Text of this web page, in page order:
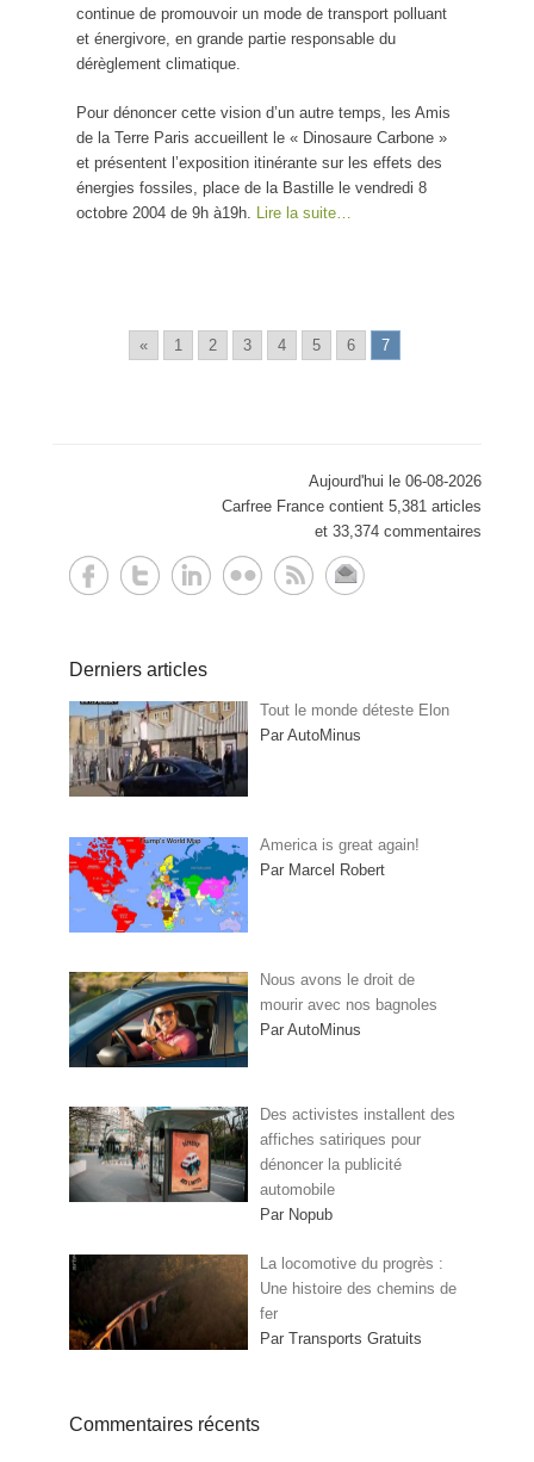
continue de promouvoir un mode de transport polluant
et énergivore, en grande partie responsable du
dérèglement climatique.
Pour dénoncer cette vision d’un autre temps, les Amis
de la Terre Paris accueillent le « Dinosaure Carbone »
et présentent l’exposition itinérante sur les effets des
énergies fossiles, place de la Bastille le vendredi 8
octobre 2004 de 9h à19h. Lire la suite…
« 1 2 3 4 5 6 7
Aujourd'hui le 06-08-2026
Carfree France contient 5,381 articles
et 33,374 commentaires
Derniers articles
Tout le monde déteste Elon
Par AutoMinus
America is great again!
Par Marcel Robert
Nous avons le droit de
mourir avec nos bagnoles
Par AutoMinus
Des activistes installent des
affiches satiriques pour
dénoncer la publicité
automobile
Par Nopub
La locomotive du progrès :
Une histoire des chemins de
fer
Par Transports Gratuits
Commentaires récents